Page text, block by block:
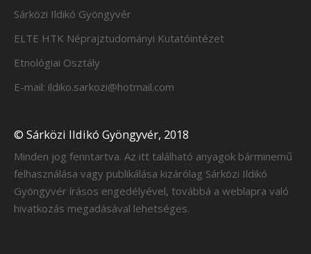
Sárközi Ildikó Gyöngyvér
ELTE HTK Néprajztudományi Kutatóintézet
Etnológiai Osztály
E-mail: ildiko.sarkozi@hotmail.com
© Sárközi Ildikó Gyöngyvér, 2018
Minden jog fenntartva. Az itt található anyagok bárminemű
felhasználása vagy publikálása kizárólag Sárközi Ildikó
Gyöngyvér írásos engedélyével, továbbá a weblapra való
hivatkozás megadásával lehetséges.